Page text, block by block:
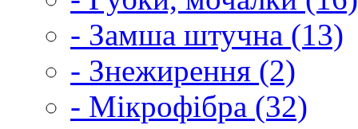
- Замша штучна (13)
- Знежирення (2)
- Мікрофібра (32)